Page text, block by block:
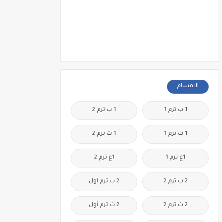
الاقسام
1 ب ترم 1 1 ب ترم 2
1 ث ترم 1 1 ث ترم 2
1ع ترم 1 1ع ترم 2
2 ب ترم 2 2 ب ترم اول
2 ث ترم 2 2 ث ترم أول